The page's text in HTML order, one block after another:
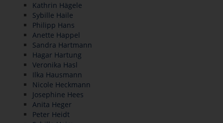
Kathrin Hägele
Sybille Haile
Philipp Hans
Anette Happel
Sandra Hartmann
Hagar Hartung
Veronika Hasl
Ilka Hausmann
Nicole Heckmann
Josephine Hees
Anita Heger
Peter Heidt